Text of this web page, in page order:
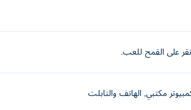
انقر على القمح للعب.
مكتبي, الهاتف والتابلت